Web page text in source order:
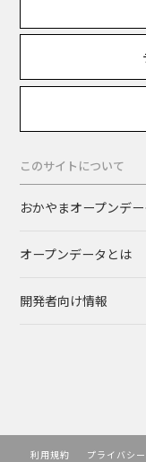
このサイトについて
おかやまオープンデ
オープンデータとは
開発者向け情報
利用規約 プライバシ